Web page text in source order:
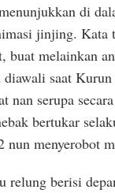
di
jinjing. Kata
buat melainkan
saat
nan serupa
bertukar
nun menyerobot
relung berisi